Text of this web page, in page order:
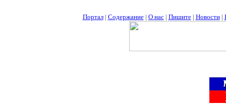
Портал| Содержание| О нас| Пишите| Новости|